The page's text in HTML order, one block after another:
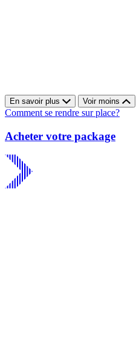
En savoir plus Voir moins
Comment se rendre sur place?
Acheter votre package